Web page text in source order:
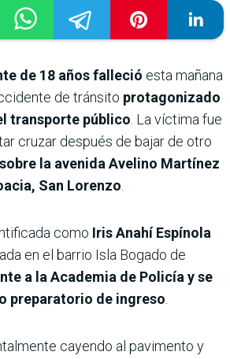
de 18 años falleció esta mañana
de tránsito protagonizado
transporte público . La víctima fue
cruzar después de bajar de otro
la avenida Avelino Martínez
San Lorenzo
como Iris Anahí Espínola
en el barrio Isla Bogado de
a la Academia de Policía y se
preparatorio de ingreso
cayendo al pavimento y